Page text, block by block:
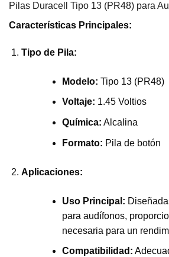
Pilas Duracell Tipo 13 (PR48) para
Características Principales:
Tipo de Pila:
Modelo: Tipo 13 (PR48)
Voltaje: 1.45 Voltios
Química: Alcalina
Formato: Pila de botón
Aplicaciones:
Uso Principal:
para audífonos,
necesaria para un
Compatibilidad: